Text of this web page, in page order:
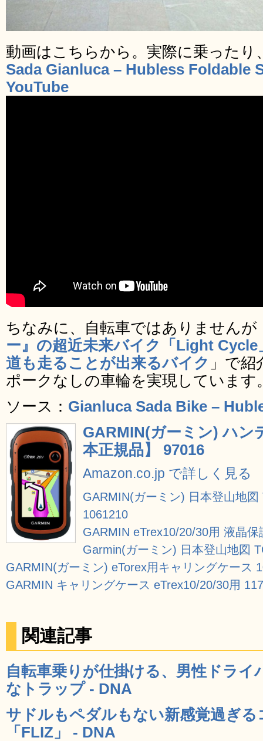
動画はこちらから。実際に乗った
Sada Gianluca – Hubless Foldable
YouTube
ちなみに、自転車ではありませんが
ー』の超近未来バイク「Light
道も走ることが出来るバイク 」で
ポークなしの車輪を実現しています
ソース： Gianluca Sada Bike –
GARMIN(ガーミン) ハン
本正規品】 97016
Amazon.co.jp で詳しく見る
GARMIN(ガーミン) 日本登山地
1061210
GARMIN eTrex10/20/30用 液晶
Garmin(ガーミン) 日本登山地図
GARMIN(ガーミン) eTorex用キャリングケース
GARMIN キャリングケース eTrex10/20/30用
関連記事
自転車乗りが仕掛ける、男性ドライ
なトラップ - DNA
サドルもペダルもない新感覚過ぎる
「FLIZ」 - DNA